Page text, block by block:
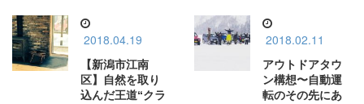
2018.04.19
【新潟市江南
区】自然を取り
込んだ王道“クラ
2018.02.11
アウトドアタウ
ン構想〜自動運
転のその先にあ